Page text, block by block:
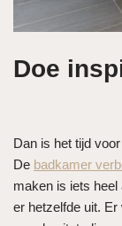
Doe
Dan is het tijd
De badkamer
maken is iets heel
er hetzelfde uit.